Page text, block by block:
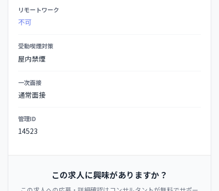
リモートワーク
不可
受動喫煙対策
屋内禁煙
一次面接
通常面接
管理ID
14523
この求人に興味がありますか？